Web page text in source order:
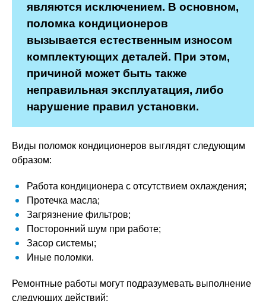
являются исключением. В основном,
поломка кондиционеров
вызывается естественным износом
комплектующих деталей. При этом,
причиной может быть также
неправильная эксплуатация, либо
нарушение правил установки.
Виды поломок кондиционеров выглядят следующим
образом:
Работа кондиционера с отсутствием охлаждения;
Протечка масла;
Загрязнение фильтров;
Посторонний шум при работе;
Засор системы;
Иные поломки.
Ремонтные работы могут подразумевать выполнение
следующих действий: